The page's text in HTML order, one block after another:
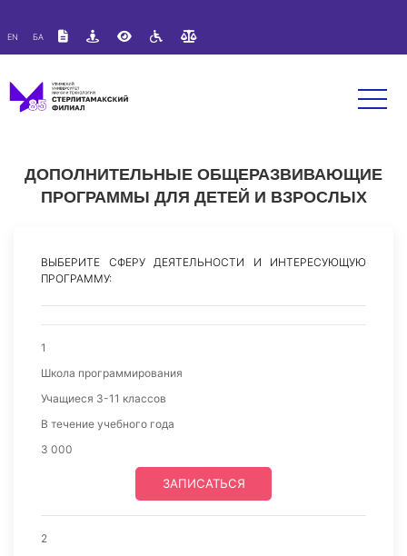
Размер шрифта:
EN БА
ДОПОЛНИТЕЛЬНЫЕ ОБЩЕРАЗВИВАЮЩИЕ
ПРОГРАММЫ ДЛЯ ДЕТЕЙ И ВЗРОСЛЫХ
ВЫБЕРИТЕ СФЕРУ ДЕЯТЕЛЬНОСТИ И ИНТЕРЕСУЮЩУЮ
ПРОГРАММУ:
1
Школа программирования
Учащиеся 3-11 классов
В течение учебного года
3 000
ЗАПИСАТЬСЯ
2